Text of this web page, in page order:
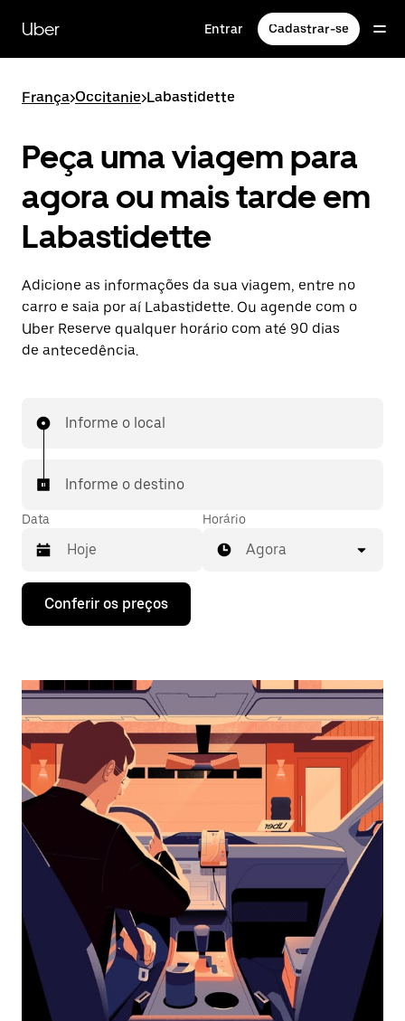
para
conteúdo
Uber Entrar Cadastrar-se
França>Occitanie>Labastidette
Peça uma viagem para
agora ou mais tarde em
Labastidette
Adicione as informações da sua viagem, entre no
carro e saia por aí Labastidette. Ou agende com o
Uber Reserve qualquer horário com até 90 dias
de antecedência.
Informe o local
Informe o destino
Data
Pressione
seta
interagir
o
calendário
selecionar
uma
data.
Pressione
a
tecla
“ESC”
o
calendário.
Horário
Agora
Conferir os preços